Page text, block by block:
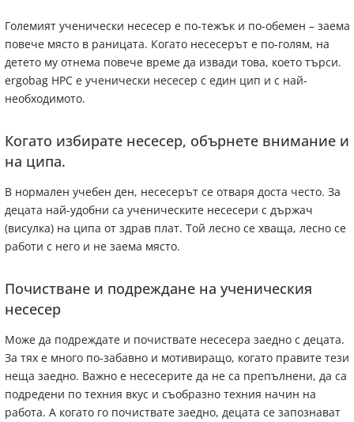
Големият ученически несесер е по-тежък и по-обемен – заема
повече място в раницата. Когато несесерът е по-голям, на
детето му отнема повече време да извади това, което търси.
ergobag HPC е ученически несесер с един цип и с най-
необходимото.
Когато избирате несесер, обърнете внимание и
на ципа.
В нормален учебен ден, несесерът се отваря доста често. За
децата най-удобни са ученическите несесери с държач
(висулка) на ципа от здрав плат. Той лесно се хваща, лесно се
работи с него и не заема място.
Почистване и подреждане на ученическия
несесер
Може да подреждате и почиствате несесера заедно с децата.
За тях е много по-забавно и мотивиращо, когато правите тези
неща заедно. Важно е несесерите да не са препълнени, да са
подредени по техния вкус и съобразно техния начин на
работа. А когато го почиствате заедно, децата се запознават